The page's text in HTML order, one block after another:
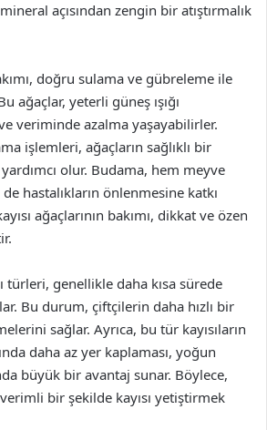
açısından zengin bir atıştırmalık
doğru sulama ve gübreleme ile
ağaçlar, yeterli güneş ışığı
veriminde azalma yaşayabilirler.
işlemleri, ağaçların sağlıklı bir
olur. Budama, hem meyve
hastalıkların önlenmesine katkı
ağaçlarının bakımı, dikkat ve özen
türleri, genellikle daha kısa sürede
Bu durum, çiftçilerin daha hızlı bir
sağlar. Ayrıca, bu tür kayısıların
daha az yer kaplaması, yoğun
büyük bir avantaj sunar. Böylece,
bir şekilde kayısı yetiştirmek